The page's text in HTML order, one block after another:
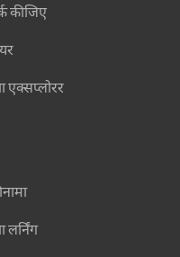
कीजिए
एक्सप्लोरर
लर्निंग